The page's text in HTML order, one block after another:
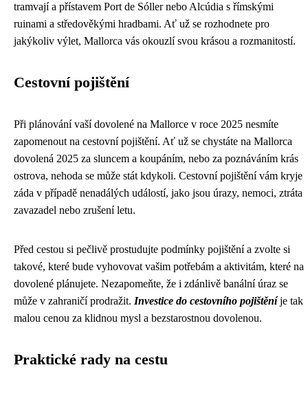
tramvají a přístavem Port de Sóller nebo Alcúdia s římskými
ruinami a středověkými hradbami. Ať už se rozhodnete pro
jakýkoliv výlet, Mallorca vás okouzlí svou krásou a rozmanitostí.
Cestovní pojištění
Při plánování vaší dovolené na Mallorce v roce 2025 nesmíte
zapomenout na cestovní pojištění. Ať už se chystáte na Mallorca
dovolená 2025 za sluncem a koupáním, nebo za poznáváním krás
ostrova, nehoda se může stát kdykoli. Cestovní pojištění vám kryje
záda v případě nenadálých událostí, jako jsou úrazy, nemoci, ztráta
zavazadel nebo zrušení letu.
Před cestou si pečlivě prostudujte podmínky pojištění a zvolte si
takové, které bude vyhovovat vašim potřebám a aktivitám, které na
dovolené plánujete. Nezapomeňte, že i zdánlivě banální úraz se
může v zahraničí prodražit. Investice do cestovního pojištěníje tak
malou cenou za klidnou mysl a bezstarostnou dovolenou.
Praktické rady na cestu